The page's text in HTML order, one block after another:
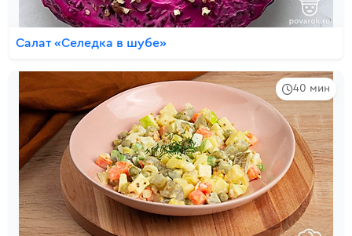
Салат «Селедка в шубе»
40 мин